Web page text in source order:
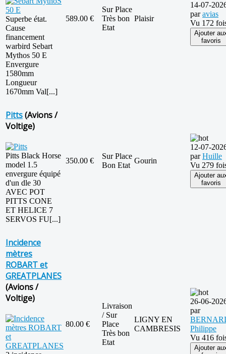
Superbe état.
Cause
financement
warbird Sebart
Mythos 50 E
Envergure
1580mm
Longueur
1670mm Val[...]
589.00 €
Sur Place
Très bon
Etat
Plaisir
14-07-
paravias
Vu 172
Ajouter
favoris
Pitts(Avions /
Voltige)
Pitts Black Horse
model 1.5
envergure équipé
d'un dle 30
AVEC POT
PITTS CONE
ET HELICE 7
SERVOS FU[...]
350.00 €
Sur Place
Bon Etat
Gourin
12-07-
parHuille
Vu 279
Ajouter
favoris
Incidence
mètres
ROBART et
GREATPLANES
(Avions /
Voltige)
80.00 €
Livraison
/ Sur
Place
Très bon
Etat
LIGNY EN
CAMBRESIS
26-06-
par
Philippe
Vu 416
Ajouter